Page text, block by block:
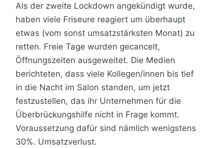
Als der zweite Lockdown angekündigt wurde,
haben viele Friseure reagiert um überhaupt
etwas (vom sonst umsatzstärksten Monat) zu
retten. Freie Tage wurden gecancelt,
Öffnungszeiten ausgeweitet. Die Medien
berichteten, dass viele Kollegen/innen bis tief
in die Nacht im Salon standen, um jetzt
festzustellen, das ihr Unternehmen für die
Überbrückungshilfe nicht in Frage kommt.
Voraussetzung dafür sind nämlich wenigstens
30%. Umsatzverlust.